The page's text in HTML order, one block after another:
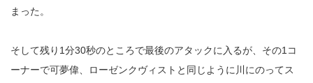
まった。
そして残り1分30秒のところで最後のアタックに入るが、その1コ
ーナーで可夢偉、ローゼンクヴィストと同じように川にのってス